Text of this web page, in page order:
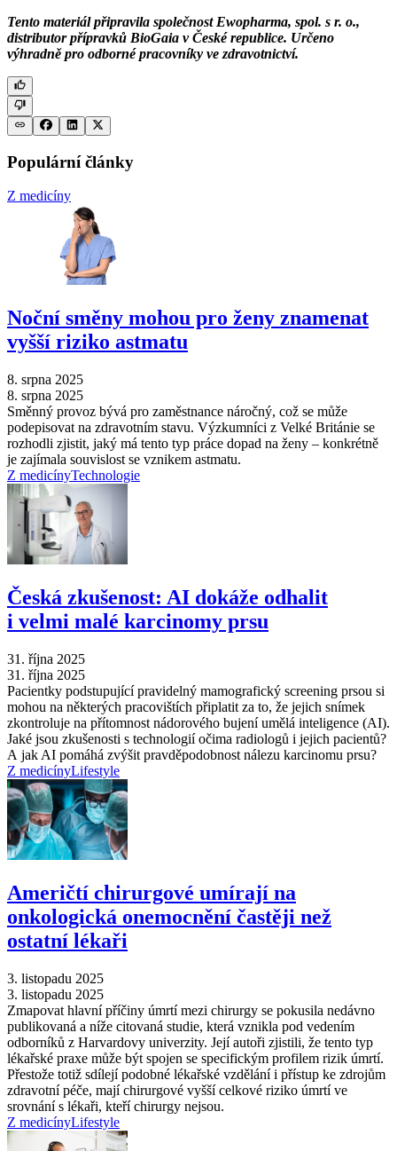
Tento materiál připravila společnost Ewopharma, spol. s r. o.,
distributor přípravků BioGaia v České republice. Určeno
výhradně pro odborné pracovníky ve zdravotnictví.
Populární články
Z medicíny
Noční směny mohou pro ženy znamenat
vyšší riziko astmatu
8. srpna 2025
8. srpna 2025
Směnný provoz bývá pro zaměstnance náročný, což se může
podepisovat na zdravotním stavu. Výzkumníci z Velké Británie se
rozhodli zjistit, jaký má tento typ práce dopad na ženy –⁠ konkrétně
je zajímala souvislost se vznikem astmatu.
Z medicínyTechnologie
Česká zkušenost: AI dokáže odhalit
i velmi malé karcinomy prsu
31. října 2025
31. října 2025
Pacientky podstupující pravidelný mamografický screening prsou si
mohou na některých pracovištích připlatit za to, že jejich snímek
zkontroluje na přítomnost nádorového bujení umělá inteligence (AI).
Jaké jsou zkušenosti s technologií očima radiologů i jejich pacientů?
A jak AI pomáhá zvýšit pravděpodobnost nálezu karcinomu prsu?
Z medicínyLifestyle
Američtí chirurgové umírají na
onkologická onemocnění častěji než
ostatní lékaři
3. listopadu 2025
3. listopadu 2025
Zmapovat hlavní příčiny úmrtí mezi chirurgy se pokusila nedávno
publikovaná a níže citovaná studie, která vznikla pod vedením
odborníků z Harvardovy univerzity. Její autoři zjistili, že tento typ
lékařské praxe může být spojen se specifickým profilem rizik úmrtí.
Přestože totiž sdílejí podobné lékařské vzdělání i přístup ke zdrojům
zdravotní péče, mají chirurgové vyšší celkové riziko úmrtí ve
srovnání s lékaři, kteří chirurgy nejsou.
Z medicínyLifestyle